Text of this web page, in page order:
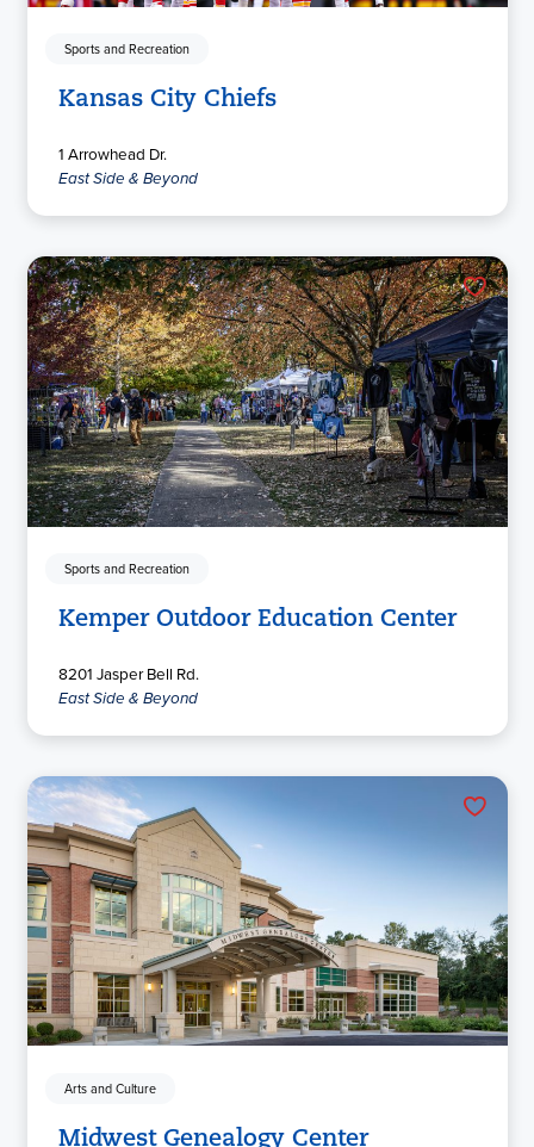
Sports and Recreation
Kansas City Chiefs
1 Arrowhead Dr.
East Side & Beyond
Sports and Recreation
Kemper Outdoor Education Center
8201 Jasper Bell Rd.
East Side & Beyond
Arts and Culture
Midwest Genealogy Center